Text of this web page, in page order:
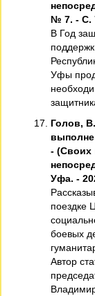
№ 7. - С.
В Год
Уфы
Голов,
- (Своих
Уфа. -
поездке
боевых
Автор